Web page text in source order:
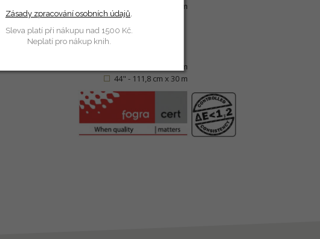
14,17" - 36 cm x 30 m
17" - 43,2 cm x 30 m
20" - 50,8 cm x 30 m
42" - 106,7 cm x 30 m
44" - 111,8 cm x 30 m
Zásady zpracování osobních údajů
Sleva platí při nákupu nad 1500 Kč.
Neplatí pro nákup knih.